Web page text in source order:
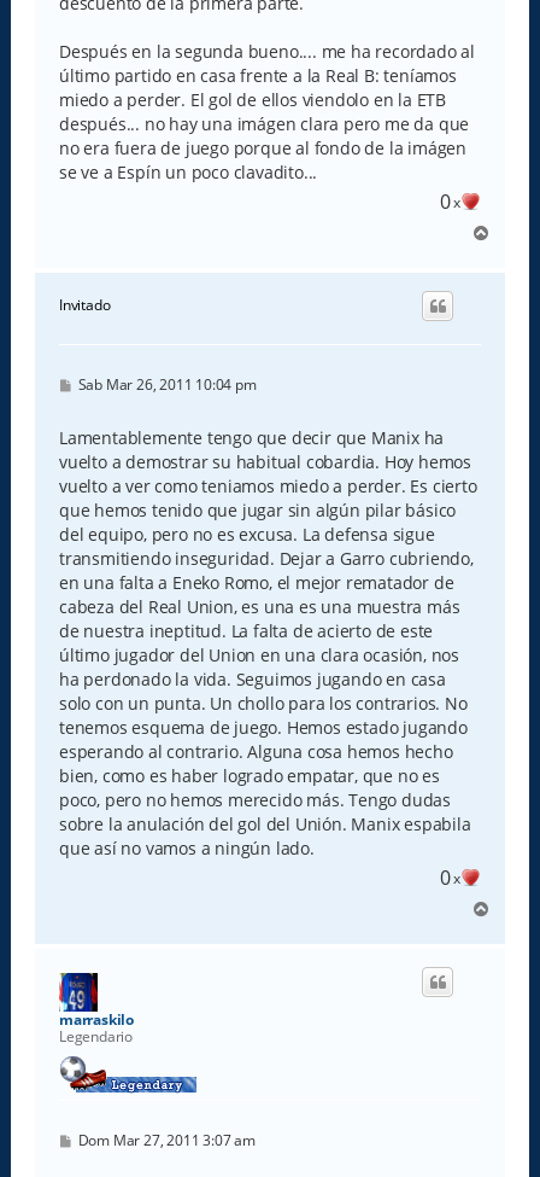
Después en la segunda bueno.... me ha recordado al
último partido en casa frente a la Real B: teníamos
miedo a perder. El gol de ellos viendolo en la ETB
después... no hay una imágen clara pero me da que
no era fuera de juego porque al fondo de la imágen
se ve a Espín un poco clavadito...
0x
r
Invitado
M
s
a
j
e
Sab Mar 26, 2011 10:04 pm
Lamentablemente tengo que decir que Manix ha
vuelto a demostrar su habitual cobardia. Hoy hemos
vuelto a ver como teniamos miedo a perder. Es cierto
que hemos tenido que jugar sin algún pilar básico
del equipo, pero no es excusa. La defensa sigue
transmitiendo inseguridad. Dejar a Garro cubriendo,
en una falta a Eneko Romo, el mejor rematador de
cabeza del Real Union, es una es una muestra más
de nuestra ineptitud. La falta de acierto de este
último jugador del Union en una clara ocasión, nos
ha perdonado la vida. Seguimos jugando en casa
solo con un punta. Un chollo para los contrarios. No
tenemos esquema de juego. Hemos estado jugando
esperando al contrario. Alguna cosa hemos hecho
bien, como es haber logrado empatar, que no es
poco, pero no hemos merecido más. Tengo dudas
sobre la anulación del gol del Unión. Manix espabila
que así no vamos a ningún lado.
0x
r
marraskilo
Legendario
M
Dom Mar 27, 2011 3:07 am